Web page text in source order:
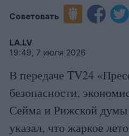
Советовать
LA.LV
19:49, 7 июля 2026
В передаче TV24
безопасности,
Сейма и Рижской
указал, что жаркое